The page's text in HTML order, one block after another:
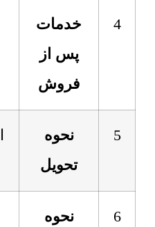
4
خدمات
پس از
فروش
5
نحوه
تحویل
6
نحوه